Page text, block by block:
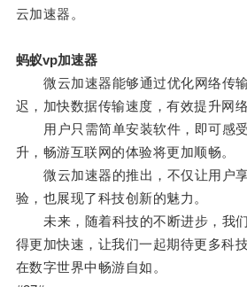
云加速器。
蚂蚁vp加速器
微云加速器能够通过优化网络传输
迟，加快数据传输速度，有效提升网络
用户只需简单安装软件，即可感受
升，畅游互联网的体验将更加顺畅。
微云加速器的推出，不仅让用户
验，也展现了科技创新的魅力。
未来，随着科技的不断进步，我
得更加快速，让我们一起期待更多科
在数字世界中畅游自如。